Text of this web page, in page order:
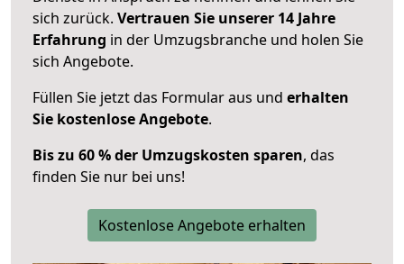
sich zurück. Vertrauen Sie unserer 14 Jahre
Erfahrung in der Umzugsbranche und holen Sie
sich Angebote.
Füllen Sie jetzt das Formular aus und erhalten
Sie kostenlose Angebote.
Bis zu 60 % der Umzugskosten sparen, das
finden Sie nur bei uns!
Kostenlose Angebote erhalten